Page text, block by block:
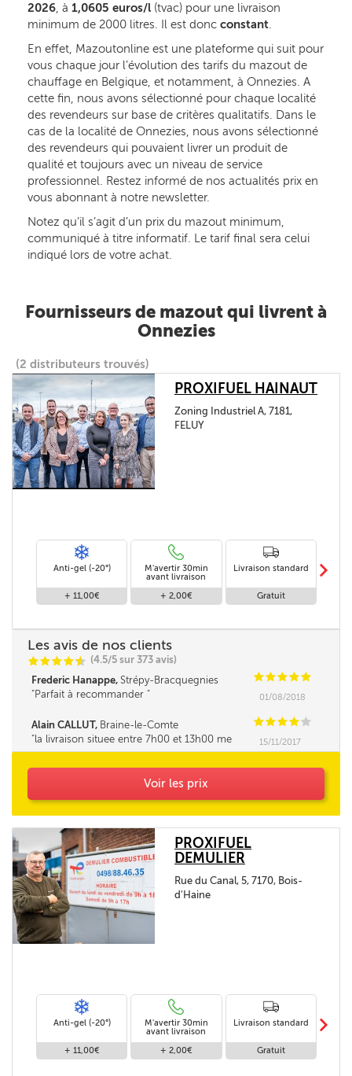
2026, à 1,0605 euros/l (tvac) pour une livraison
minimum de 2000 litres. Il est donc constant.
En effet, Mazoutonline est une plateforme qui suit pour
vous chaque jour l’évolution des tarifs du mazout de
chauffage en Belgique, et notamment, à Onnezies. A
cette fin, nous avons sélectionné pour chaque localité
des revendeurs sur base de critères qualitatifs. Dans le
cas de la localité de Onnezies, nous avons sélectionné
des revendeurs qui pouvaient livrer un produit de
qualité et toujours avec un niveau de service
professionnel. Restez informé de nos actualités prix en
vous abonnant à notre newsletter.
Notez qu’il s’agit d’un prix du mazout minimum,
communiqué à titre informatif. Le tarif final sera celui
indiqué lors de votre achat.
Fournisseurs de mazout qui livrent à
Onnezies
(2 distributeurs trouvés)
PROXIFUEL HAINAUT
Zoning Industriel A, 7181,
FELUY
Anti-gel (-20°)
+ 11,00€
M'avertir 30min
avant livraison
+ 2,00€
Livraison standard
Gratuit
m
Les avis de nos clients
CCCCi
@ (4.5/5 sur 373 avis)
Frederic Hanappe, Strépy-Bracquegnies CCCCC
Parfait à recommander
01/08/2018
Alain CALLUT, Braine-le-Comte CCCC C
la livraison situee entre 7h00 et 13h00 me
parait tres longue. la fourchette ne pourrait elle
15/11/2017
Voir les prix
PROXIFUEL
DEMULIER
Rue du Canal, 5, 7170, Bois-
d'Haine
Anti-gel (-20°)
+ 11,00€
M'avertir 30min
avant livraison
+ 2,00€
Livraison standard
Gratuit
m